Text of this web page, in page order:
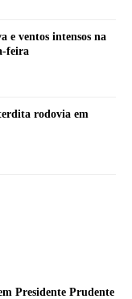
e ventos intensos na
feira
rodovia em
Presidente Prudente